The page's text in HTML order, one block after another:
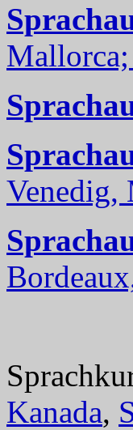
Venedig,
Kanada,